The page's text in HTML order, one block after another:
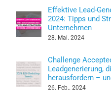
Effektive Lead-
2024: Tipps und
Unternehmen
28. Mai. 2024
Challenge
Leadgenerierung,
herausfordern –
26. Feb.. 2024